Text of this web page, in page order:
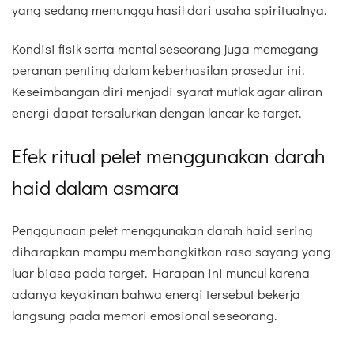
yang sedang menunggu hasil dari usaha spiritualnya.
Kondisi fisik serta mental seseorang juga memegang
peranan penting dalam keberhasilan prosedur ini.
Keseimbangan diri menjadi syarat mutlak agar aliran
energi dapat tersalurkan dengan lancar ke target.
Efek ritual pelet menggunakan darah
haid dalam asmara
Penggunaan pelet menggunakan darah haid sering
diharapkan mampu membangkitkan rasa sayang yang
luar biasa pada target. Harapan ini muncul karena
adanya keyakinan bahwa energi tersebut bekerja
langsung pada memori emosional seseorang.